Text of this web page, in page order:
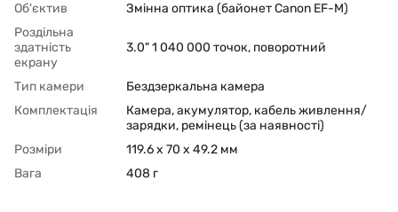
Об'єктив
Змінна оптика (байонет Canon EF-M)
Роздільна
здатність
екрану
3.0" 1 040 000 точок, поворотний
Тип камери
Бездзеркальна камера
Комплектація
Камера, акумулятор, кабель живлення/
зарядки, ремінець (за наявності)
Розміри
119.6 x 70 x 49.2 мм
Вага
408 г